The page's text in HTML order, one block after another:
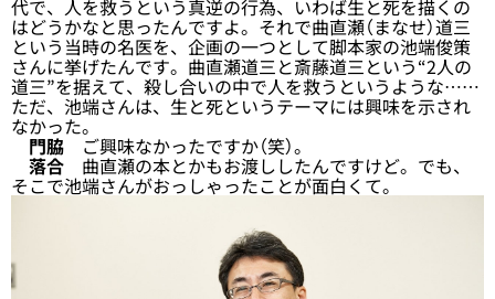
代で、人を救うという真逆の行為、いわば生と死を描くの
はどうかなと思ったんですよ。それで曲直瀬（まなせ）道三
という当時の名医を、企画の一つとして脚本家の池端俊策
さんに挙げたんです。曲直瀬道三と斎藤道三という“2人の
道三”を据えて、殺し合いの中で人を救うというような……
ただ、池端さんは、生と死というテーマには興味を示され
なかった。
門脇 ご興味なかったですか（笑）。
落合 曲直瀬の本とかもお渡ししたんですけど。でも、
そこで池端さんがおっしゃったことが面白くて。